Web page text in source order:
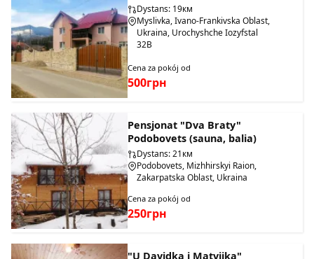
Dystans: 19км
Myslivka, Ivano-Frankivska Oblast,
Ukraina, Urochyshche Iozyfstal
32B
Cena za pokój od
500грн
Pensjonat "Dva Braty"
Podobovets (sauna, balia)
Dystans: 21км
Podobovets, Mizhhirskyi Raion,
Zakarpatska Oblast, Ukraina
Cena za pokój od
250грн
"U Davidka i Matviika"